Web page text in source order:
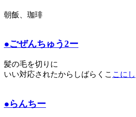
朝飯、珈琲
●ごぜんちゅう2ー
髪の毛を切りに
いい対応されたからしばらくこ こにし
●らんちー